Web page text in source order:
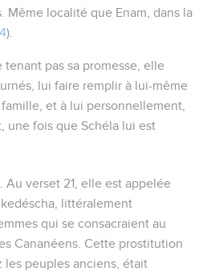
. Même localité que Enam , dans la
).
tenant pas sa promesse, elle
lui faire remplir à lui-même
et à lui personnellement,
une fois que Schéla lui est
. Au verset 21, elle est appelée
kedéscha , littéralement
qui se consacraient au
Cananéens. Cette prostitution
les peuples anciens, était